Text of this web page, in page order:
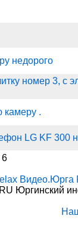
недорого
номер 3, с
камеру .
LG KF 300
6
Видео.Юрга
Юргинский